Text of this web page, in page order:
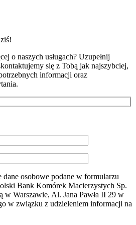
o naszych usługach? Uzupełnij
się z Tobą jak najszybciej,
informacji oraz
osobowe podane w formularzu
Bank Komórek Macierzystych Sp.
w Warszawie, Al. Jana Pawła II 29 w
w związku z udzieleniem informacji na